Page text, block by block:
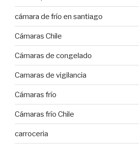
cámara de frío en santiago
Cámaras Chile
Cámaras de congelado
Camaras de vigilancia
Cámaras frío
Cámaras frío Chile
carroceria